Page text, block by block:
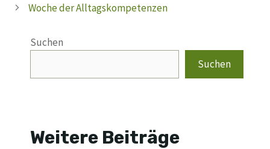
Woche der Alltagskompetenzen
Suchen
Suchen
Weitere Beiträge